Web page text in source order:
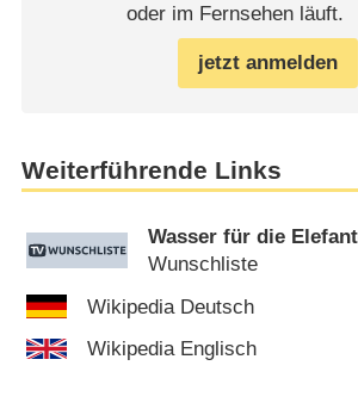
oder im Fernsehen läuft.
jetzt anmelden
Weiterführende Links
Wasser für die
Wunschliste
Wikipedia Deutsch
Wikipedia Englisch